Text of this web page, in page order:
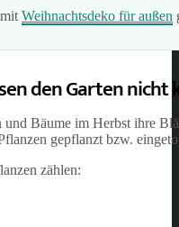
Weihnachtsdeko für außen
den Garten nicht
Bäume im Herbst ihre
gepflanzt bzw.
zählen: